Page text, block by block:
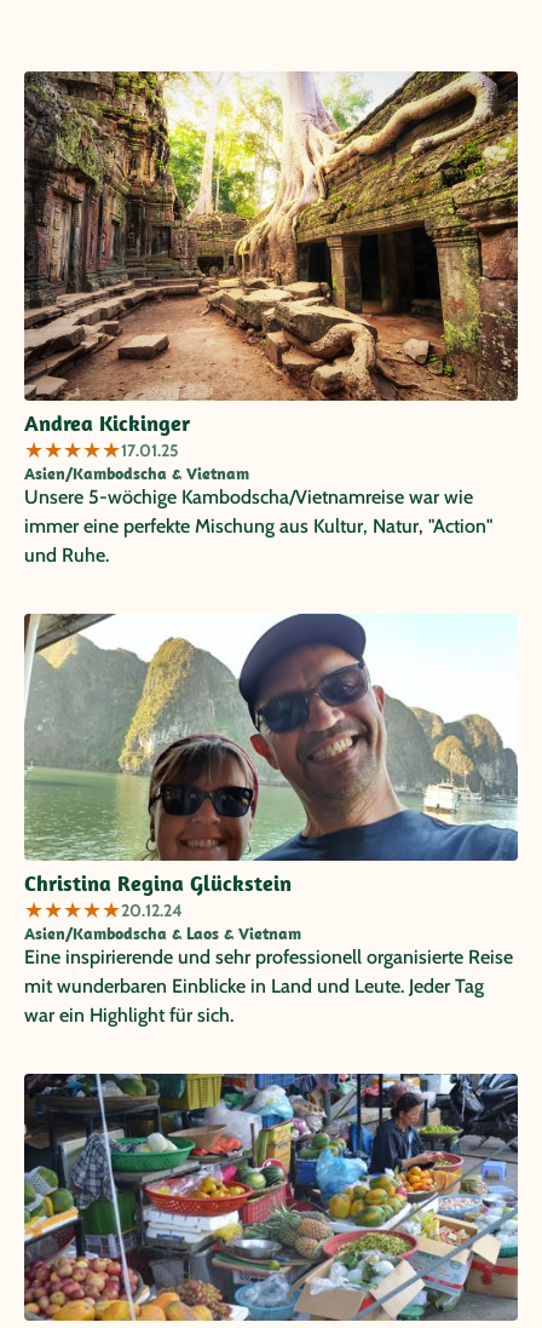
Andrea Kickinger
★★★★★17.01.25
Asien/Kambodscha & Vietnam
Unsere 5-wöchige Kambodscha/Vietnamreise war wie
immer eine perfekte Mischung aus Kultur, Natur, "Action"
und Ruhe.
Christina Regina Glückstein
★★★★★20.12.24
Asien/Kambodscha & Laos & Vietnam
Eine inspirierende und sehr professionell organisierte Reise
mit wunderbaren Einblicke in Land und Leute. Jeder Tag
war ein Highlight für sich.